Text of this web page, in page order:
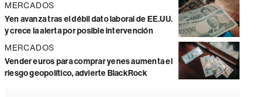
MERCADOS
Yen avanza tras el débil dato laboral de EE.UU.
y crece la alerta por posible intervención
MERCADOS
Vender euros para comprar yenes aumenta el
riesgo geopolítico, advierte BlackRock